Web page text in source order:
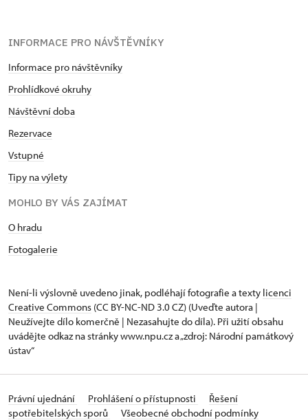
INFORMACE PRO NÁVŠTĚVNÍKY
Informace pro návštěvníky
Prohlídkové okruhy
Návštěvní doba
Rezervace
Vstupné
Tipy na výlety
MOHLO BY VÁS ZAJÍMAT
O hradu
Fotogalerie
Není-li výslovně uvedeno jinak, podléhají fotografie a texty licenci
Creative Commons (CC BY-NC-ND 3.0 CZ) (Uveďte autora |
Neužívejte dílo komerčně | Nezasahujte do díla). Při užití obsahu
uvádějte odkaz na stránky www.npu.cz a „zdroj: Národní památkový
ústav“
Právní ujednání Prohlášení o přístupnosti
Řešení
spotřebitelských sporů
Všeobecné obchodní podmínky